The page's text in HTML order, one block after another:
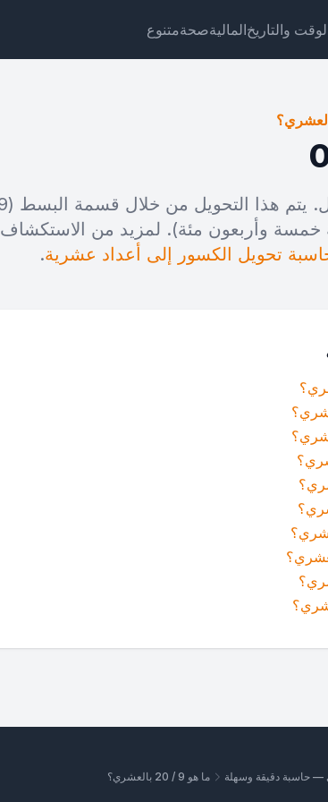
والتاريخالماليةصحةمتنوع
يساوي 0.45 (صفر نقطة خمسة وأربعون مئة). لمزيد من الاستكشاف
تحويل الكسور إلى أعداد عشرية.
حاسبة دقيقة وسهلة ما هو 9 / 20 بالعشري؟